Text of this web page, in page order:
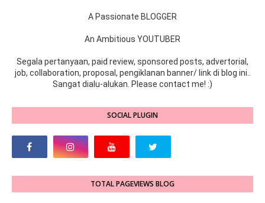
A Passionate BLOGGER
An Ambitious YOUTUBER
Segala pertanyaan, paid review, sponsored posts, advertorial,
job, collaboration, proposal, pengiklanan banner/ link di blog ini..
Sangat dialu-alukan. Please contact me! :)
SOCIAL PLUGIN
TOTAL PAGEVIEWS BLOG